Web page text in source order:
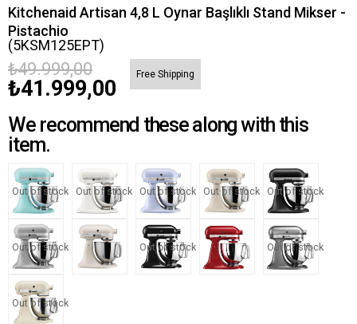
Kitchenaid Artisan 4,8 L Oynar Başlıklı Stand Mikser -
Pistachio
(5KSM125EPT)
₺49.999,00
₺41.999,00
Free Shipping
We recommend these along with this
item.
Out of stock Out of stock Out of stock Out of stock Out of stock
Out of stock Out of stock Out of stock
Out of stock